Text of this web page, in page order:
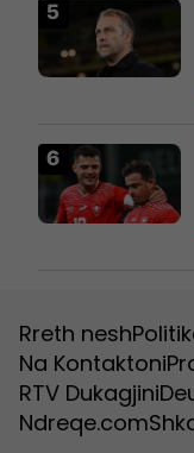
Rreth nesh
Na Kontaktoni
RTV Dukagjini
Ndreqe.com